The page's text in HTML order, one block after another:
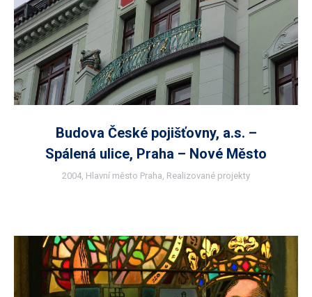
Budova České pojišťovny, a.s. –
Spálená ulice, Praha – Nové Město
2004 Hlavní město Praha Realizované projekty